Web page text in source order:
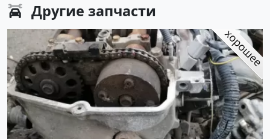
Другие запчасти